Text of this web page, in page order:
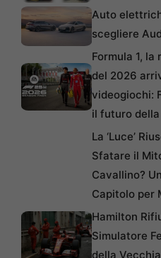
Auto
scegliere
Formula 1, la
del 2026
videogiochi:
il futuro
La ‘Luce’
Sfatare il
Cavallino?
Capitolo per
Hamilton
Simulatore
della